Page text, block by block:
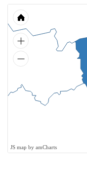
JS map by amCharts